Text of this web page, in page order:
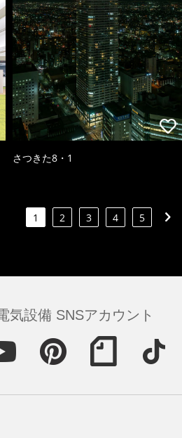
さつきた8・1
1 2 3 4 5
気設備 SNSアカウント